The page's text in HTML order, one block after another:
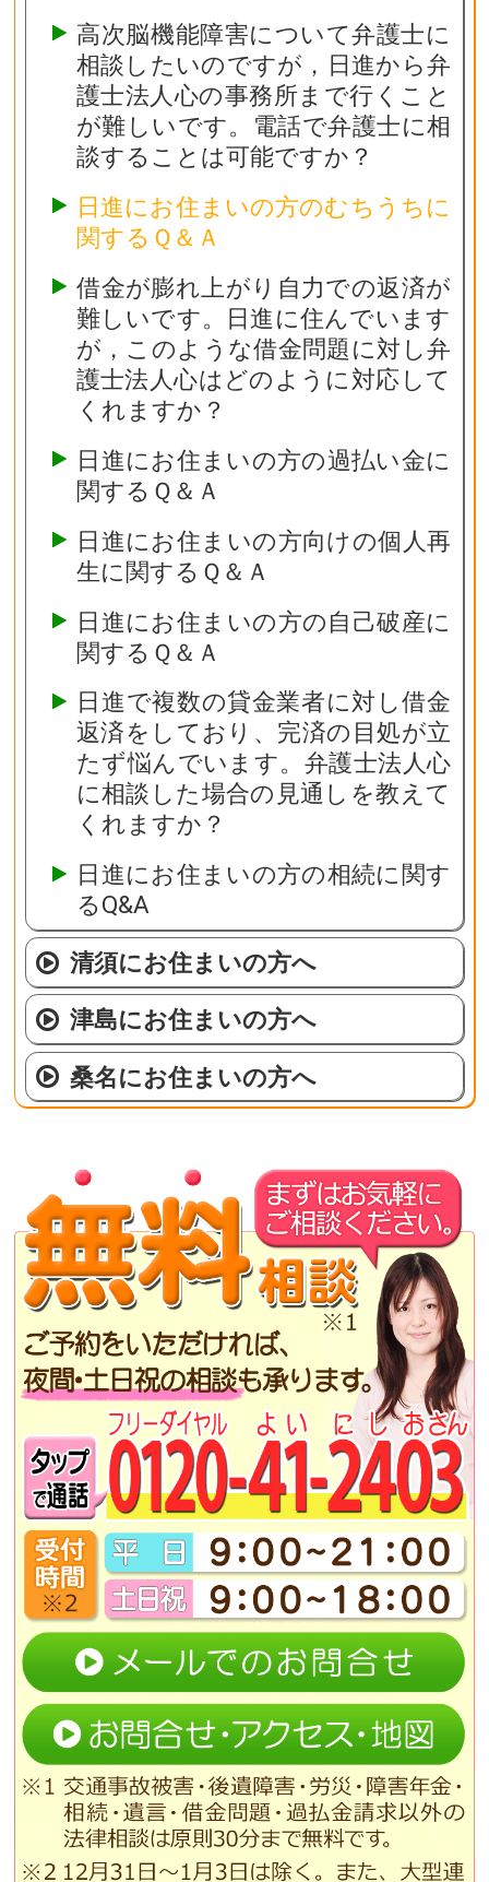
高次脳機能障害について弁護士に
相談したいのですが，日進から弁
護士法人心の事務所まで行くこと
が難しいです。電話で弁護士に相
談することは可能ですか？
日進にお住まいの方のむちうちに
関するＱ＆Ａ
借金が膨れ上がり自力での返済が
難しいです。日進に住んでいます
が，このような借金問題に対し弁
護士法人心はどのように対応して
くれますか？
日進にお住まいの方の過払い金に
関するＱ＆Ａ
日進にお住まいの方向けの個人再
生に関するＱ＆Ａ
日進にお住まいの方の自己破産に
関するＱ＆Ａ
日進で複数の貸金業者に対し借金
返済をしており、完済の目処が立
たず悩んでいます。弁護士法人心
に相談した場合の見通しを教えて
くれますか？
日進にお住まいの方の相続に関す
るQ&A
清須にお住まいの方へ
津島にお住まいの方へ
桑名にお住まいの方へ